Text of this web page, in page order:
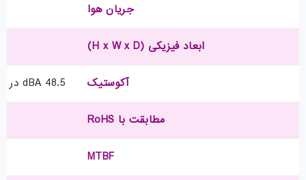
جریان هوا
ابعاد فیزیکی (H x W x D)
آکوستیک 48.5 dBA در 40% سرعت فن، 64.9 dBA در 70% سرعت فن، 77.8 dBA در 100% سرعت فن
مطابقت با RoHS
MTBF